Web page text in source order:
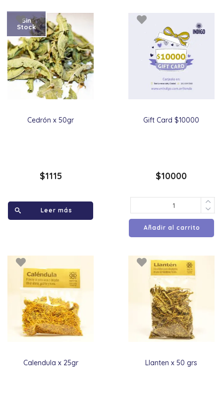
Cedrón x 50gr
Sin
Stock
$1115
Leer más
Gift Card $10000
$10000
Añadir al carrito
Calendula x 25gr Llanten x 50 grs